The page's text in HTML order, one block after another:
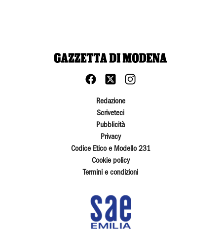
Redazione
Scriveteci
Pubblicità
Privacy
Codice Etico e Modello 231
Cookie policy
Termini e condizioni